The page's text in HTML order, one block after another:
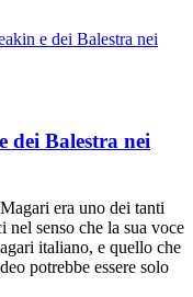
e dei Balestra nei
dei Balestra nei
era uno dei tanti
senso che la sua voce
italiano, e quello che
potrebbe essere solo